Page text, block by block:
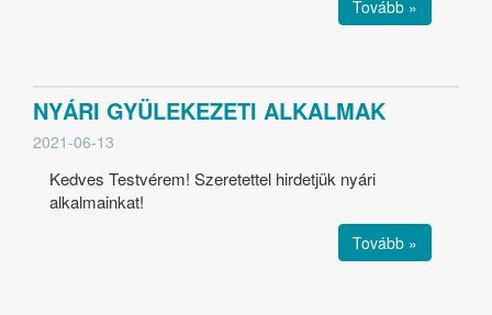
Tovább »
NYÁRI GYÜLEKEZETI ALKALMAK
2021-06-13
Kedves Testvérem! Szeretettel hirdetjük nyári
alkalmainkat!
Tovább »